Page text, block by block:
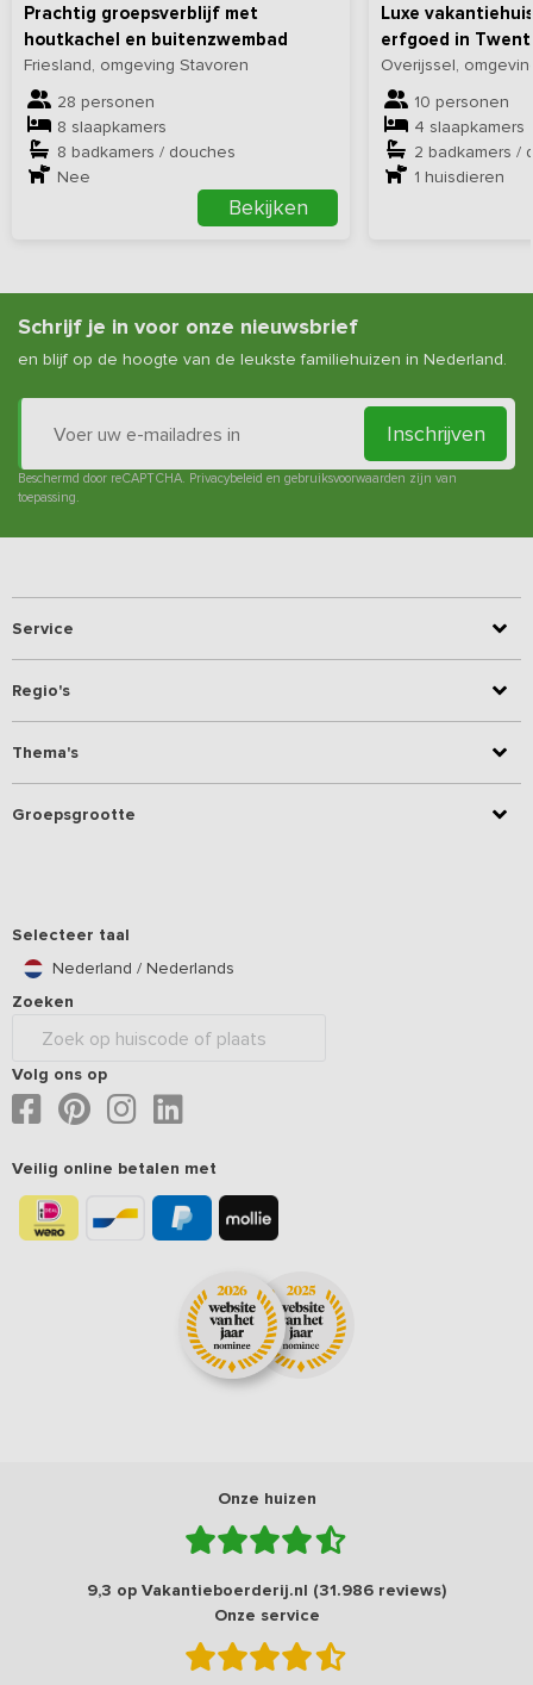
Prachtig groepsverblijf met
houtkachel en buitenzwembad
Friesland, omgeving Stavoren
28 personen
8 slaapkamers
8 badkamers / douches
Nee
Bekijken
Luxe
erfgoed in
Overijssel,
10 personen
4 slaapkamers
2 badkamers /
1 huisdieren
Schrijf je in voor onze nieuwsbrief
en blijf op de hoogte van de leukste familiehuizen in Nederland.
Inschrijven
Beschermd door reCAPTCHA. Privacybeleid en gebruiksvoorwaarden zijn van
toepassing.
Service
Regio's
Thema's
Groepsgrootte
Selecteer taal
Nederland / Nederlands
Zoeken
Volg ons op
Veilig online betalen met
Onze huizen
9,3 op Vakantieboerderij.nl (31.986 reviews)
Onze service